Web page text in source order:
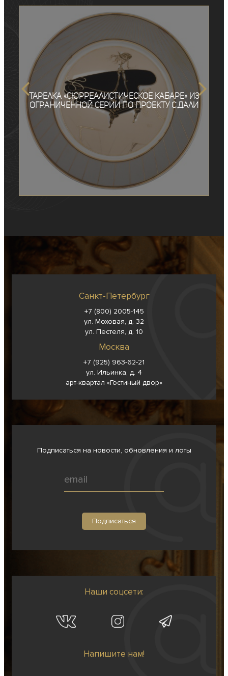
Тарелка «Сюрреалистическое кабаре» из
ограниченной серии по проекту С.Дали
Санкт-Петербург
+7 (800) 2005-145
ул. Моховая, д. 32
ул. Пестеля, д. 10
Москва
+7 (925) 963-62-21
ул. Ильинка, д. 4
арт-квартал «Гостиный двор»
Подписаться на новости, обновления и лоты
Наши соцсети:
Напишите нам!